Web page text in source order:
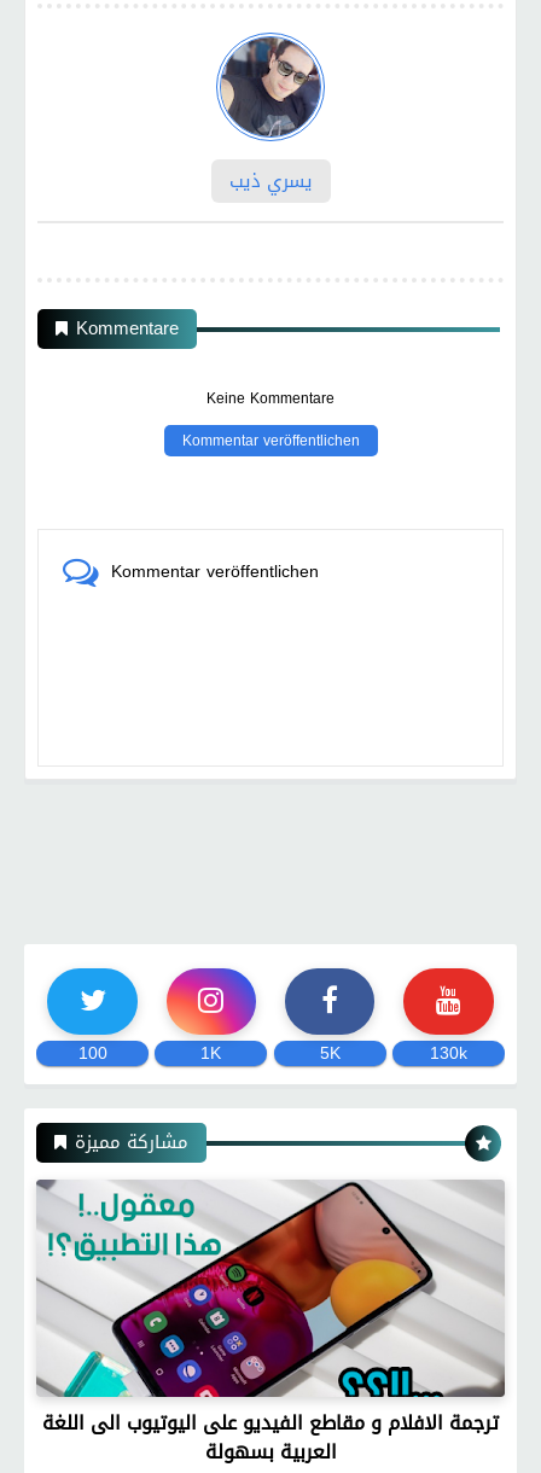
يسري ذيب
Kommentare
Keine Kommentare
Kommentar veröffentlichen
Kommentar veröffentlichen
100 1K 5K 130k
مشاركة مميزة
ترجمة الافلام و مقاطع الفيديو على اليوتيوب الى اللغة
العربية بسهولة